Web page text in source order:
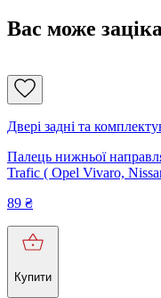
Вас може
Двері задні та
Палець нижньої
Trafic ( Opel Vivaro,
89 ₴
Купити